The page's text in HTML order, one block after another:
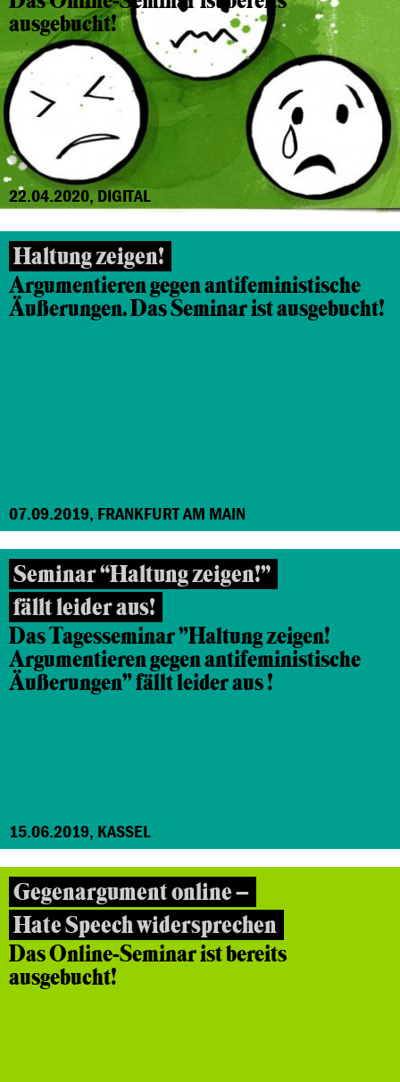
ausgebucht!
22.04.2020, DIGITAL
Haltung zeigen!
Argumentieren gegen antifeministische
Äußerungen. Das Seminar ist ausgebucht!
07.09.2019, FRANKFURT AM MAIN
Seminar “Haltung zeigen!”
fällt leider aus!
Das Tagesseminar "Haltung zeigen!
Argumentieren gegen antifeministische
Äußerungen" fällt leider aus !
15.06.2019, KASSEL
Gegenargument online –
Hate Speech widersprechen
Das Online-Seminar ist bereits
ausgebucht!